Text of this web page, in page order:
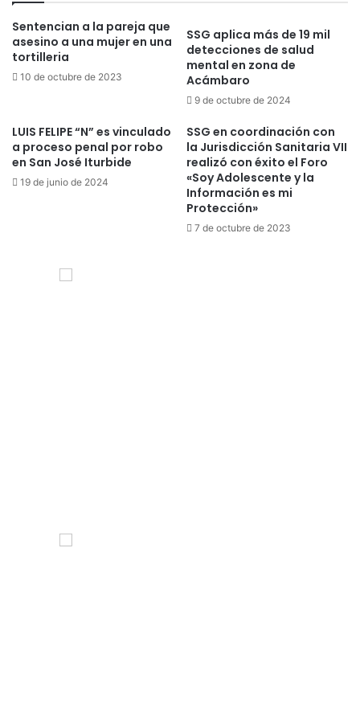
Sentencian a la pareja que
asesino a una mujer en una
tortilleria
10 de octubre de 2023
SSG aplica más de 19 mil
detecciones de salud
mental en zona de
Acámbaro
9 de octubre de 2024
LUIS FELIPE “N” es vinculado
a proceso penal por robo
en San José Iturbide
19 de junio de 2024
SSG en coordinación con
la Jurisdicción Sanitaria VII
realizó con éxito el Foro
«Soy Adolescente y la
Información es mi
Protección»
7 de octubre de 2023